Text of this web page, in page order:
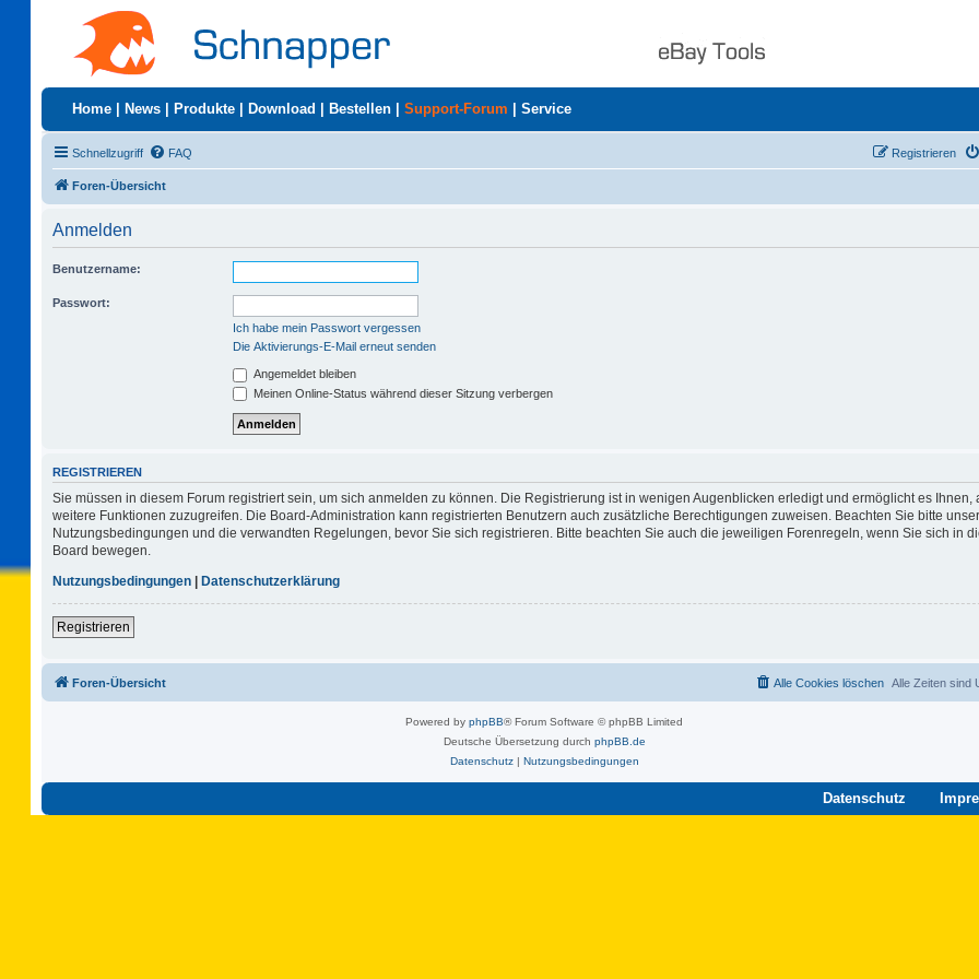
Home News Produkte Download Bestellen Support-Forum Service
Schnellzugriff FAQ Registrieren
Foren-Übersicht
Anmelden
Benutzername:
Passwort:
Ich habe mein Passwort vergessen
Die Aktivierungs-E-Mail erneut senden
Angemeldet bleiben
Meinen Online-Status während dieser Sitzung verbergen
REGISTRIEREN
Sie müssen in diesem Forum registriert sein, um sich anmelden zu können. Die Registrierung ist in wenigen Augenblicken erledigt und ermöglicht es Ihnen,
weitere Funktionen zuzugreifen. Die Board-Administration kann registrierten Benutzern auch zusätzliche Berechtigungen zuweisen. Beachten Sie bitte
Nutzungsbedingungen und die verwandten Regelungen, bevor Sie sich registrieren. Bitte beachten Sie auch die jeweiligen Forenregeln, wenn Sie sich in
Board bewegen.
Nutzungsbedingungen | Datenschutzerklärung
Registrieren
Foren-Übersicht Alle Zeiten sind
Alle Cookies löschen
Powered by phpBB® Forum Software © phpBB Limited
Deutsche Übersetzung durch phpBB.de
Datenschutz| Nutzungsbedingungen
Datenschutz